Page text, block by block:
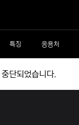
특징 응용처
단되었습니다.